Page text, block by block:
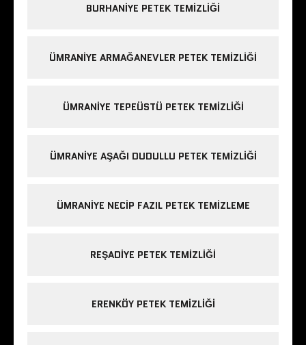
BURHANIYE PETEK TEMIZLIĞI
ÜMRANIYE ARMAĞANEVLER PETEK TEMIZLIĞI
ÜMRANIYE TEPEÜSTÜ PETEK TEMIZLIĞI
ÜMRANIYE AŞAĞI DUDULLU PETEK TEMIZLIĞI
ÜMRANIYE NECIP FAZIL PETEK TEMIZLEME
REŞADIYE PETEK TEMIZLIĞI
ERENKÖY PETEK TEMIZLIĞI